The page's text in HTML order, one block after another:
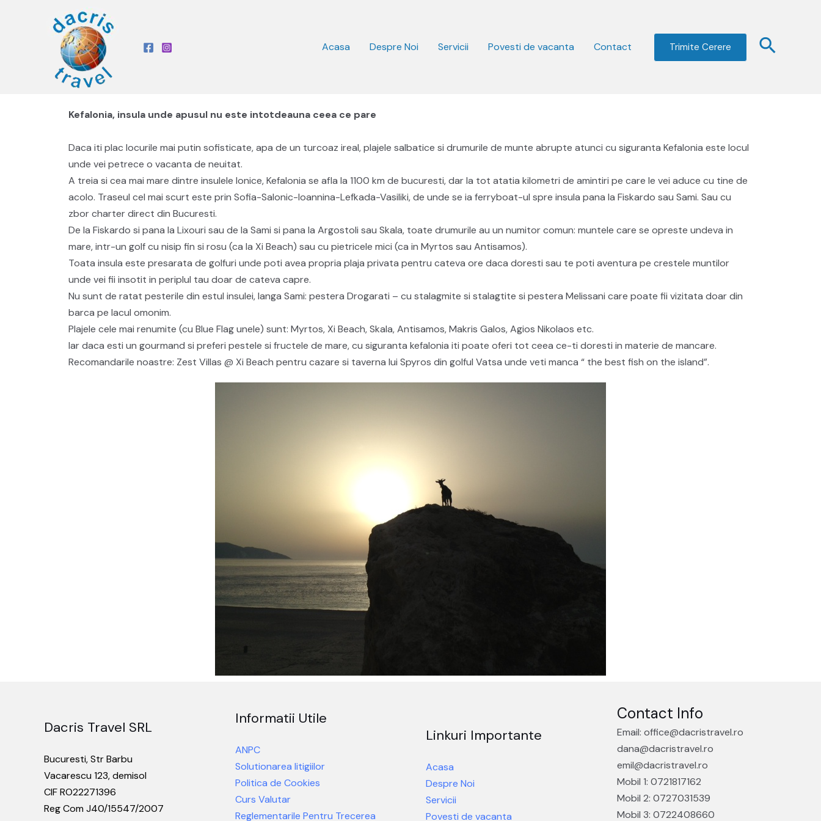
Acasa Despre Noi Servicii Povesti de vacanta Contact Trimite Cerere
Kefalonia, insula unde apusul nu este intotdeauna ceea ce pare
Daca iti plac locurile mai putin sofisticate, apa de un turcoaz ireal, plajele salbatice si drumurile de munte abrupte atunci cu siguranta Kefalonia este locul
unde vei petrece o vacanta de neuitat.
A treia si cea mai mare dintre insulele Ionice, Kefalonia se afla la 1100 km de bucuresti, dar la tot atatia kilometri de amintiri pe care le vei aduce cu tine de
acolo. Traseul cel mai scurt este prin Sofia-Salonic-Ioannina-Lefkada-Vasiliki, de unde se ia ferryboat-ul spre insula pana la Fiskardo sau Sami. Sau cu
zbor charter direct din Bucuresti.
De la Fiskardo si pana la Lixouri sau de la Sami si pana la Argostoli sau Skala, toate drumurile au un numitor comun: muntele care se opreste undeva in
mare, intr-un golf cu nisip fin si rosu (ca la Xi Beach) sau cu pietricele mici (ca in Myrtos sau Antisamos).
Toata insula este presarata de golfuri unde poti avea propria plaja privata pentru cateva ore daca doresti sau te poti aventura pe crestele muntilor
unde vei fii insotit in periplul tau doar de cateva capre.
Nu sunt de ratat pesterile din estul insulei, langa Sami: pestera Drogarati – cu stalagmite si stalagtite si pestera Melissani care poate fii vizitata doar din
barca pe lacul omonim.
Plajele cele mai renumite (cu Blue Flag unele) sunt: Myrtos, Xi Beach, Skala, Antisamos, Makris Galos, Agios Nikolaos etc.
Iar daca esti un gourmand si preferi pestele si fructele de mare, cu siguranta kefalonia iti poate oferi tot ceea ce-ti doresti in materie de mancare.
Recomandarile noastre: Zest Villas @ Xi Beach pentru cazare si taverna lui Spyros din golful Vatsa unde veti manca “ the best fish on the island”.
Dacris Travel SRL
Bucuresti, Str Barbu
Vacarescu 123, demisol
CIF RO22271396
Reg Com J40/15547/2007
Informatii Utile
ANPC
Solutionarea litigiilor
Politica de Cookies
Curs Valutar
Reglementarile Pentru Trecerea
Linkuri Importante
Acasa
Despre Noi
Servicii
Povesti de vacanta
Contact Info
Email: office@dacristravel.ro
dana@dacristravel.ro
emil@dacristravel.ro
Mobil 1: 0721817162
Mobil 2: 0727031539
Mobil 3: 0722408660